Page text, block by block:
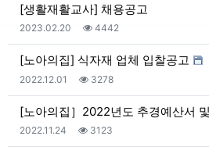
[생활재활교사] 채용공고
등록일
2023.02.20 조회
4442
[노아의집] 식자재 업체 입찰공고
등록일
2022.12.01 조회
3278
[노아의집］2022년도 추경예산서
등록일
2022.11.24 조회
3123